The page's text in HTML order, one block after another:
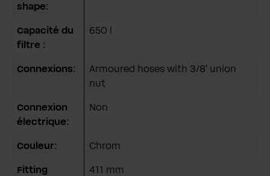
shape:
Capacité du
filtre :
650 l
Connexions:
Armoured hoses with 3/8’ union
nut
Connexion
électrique:
Non
Couleur: Chrom
Fitting
411 mm